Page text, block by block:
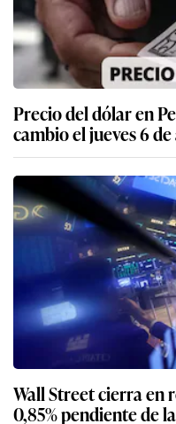
Precio del dólar en
cambio el jueves 6
Wall Street cierra en
0,85% pendiente de